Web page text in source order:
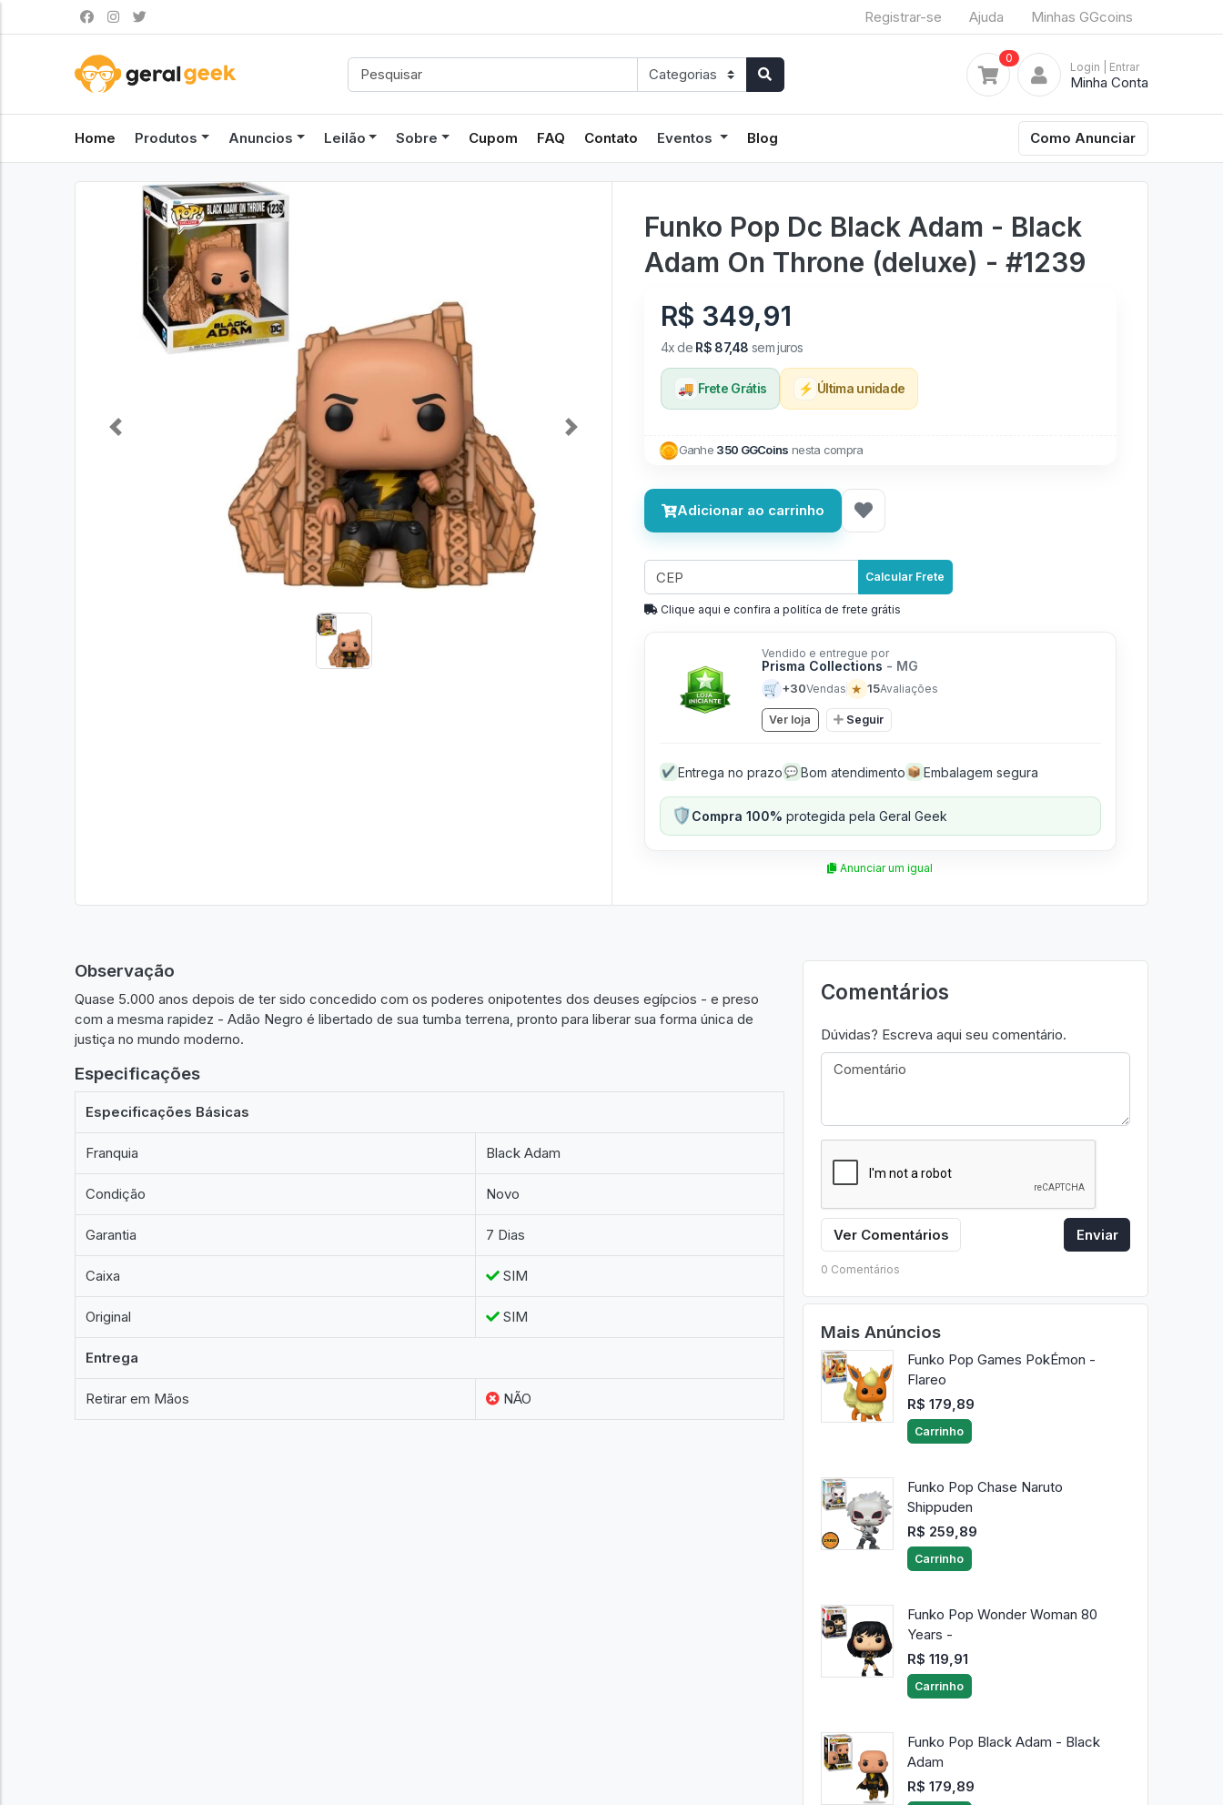
Registrar-se Ajuda Minhas GGcoins
0
Login | Entrar
Minha Conta
Home Produtos Anuncios Leilão Sobre Cupom FAQ Contato Eventos Blog Como Anunciar
Previous Next
Funko Pop Dc Black Adam - Black
Adam On Throne (deluxe) - #1239
R$ 349,91
4x de R$ 87,48 sem juros
🚚 Frete Grátis ⚡ Última unidade
Ganhe 350 GGCoins nesta compra
Adicionar ao carrinho
Calcular Frete
Clique aqui e confira a politíca de frete grátis
Vendido e entregue por
Prisma Collections - MG
🛒 +30Vendas ★ 15Avaliações
Ver loja Seguir
✔ Entrega no prazo 💬 Bom atendimento 📦 Embalagem segura
🛡️Compra 100% protegida pela Geral Geek
Anunciar um igual
Observação
Quase 5.000 anos depois de ter sido concedido com os poderes onipotentes dos deuses egípcios - e preso
com a mesma rapidez - Adão Negro é libertado de sua tumba terrena, pronto para liberar sua forma única de
justiça no mundo moderno.
Especificações
Especificações Básicas
Franquia Black Adam
Condição Novo
Garantia 7 Dias
Caixa SIM
Original SIM
Entrega
Retirar em Mãos NÃO
Comentários
Dúvidas? Escreva aqui seu comentário.
Ver Comentários Enviar
0 Comentários
Mais Anúncios
Funko Pop Games PokÉmon -
Flareo
R$ 179,89
Carrinho
Funko Pop Chase Naruto
Shippuden
R$ 259,89
Carrinho
Funko Pop Wonder Woman 80
Years -
R$ 119,91
Carrinho
Funko Pop Black Adam - Black
Adam
R$ 179,89